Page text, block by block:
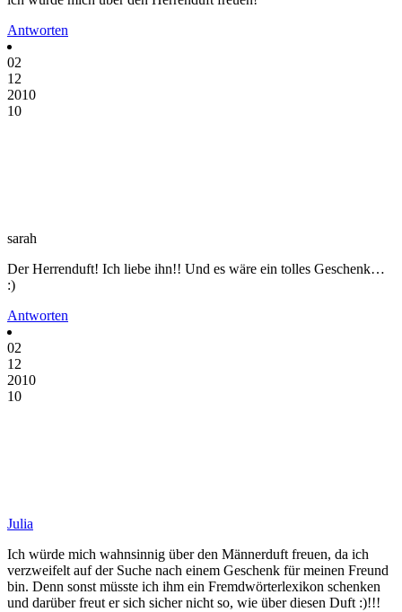
Antworten
02
12
2010
10
sarah
Der Herrenduft! Ich liebe ihn!! Und es wäre ein tolles Geschenk…
:)
Antworten
02
12
2010
10
Julia
Ich würde mich wahnsinnig über den Männerduft freuen, da ich
verzweifelt auf der Suche nach einem Geschenk für meinen Freund
bin. Denn sonst müsste ich ihm ein Fremdwörterlexikon schenken
und darüber freut er sich sicher nicht so, wie über diesen Duft :)!!!